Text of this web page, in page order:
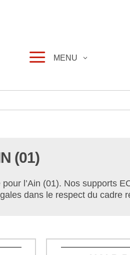
a MENU
(01)
l’Ain (01). Nos supports
dans le respect du cadre